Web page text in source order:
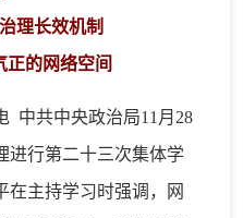
理长效机制
正的网络空间
中共中央政治局11月28
进行第二十三次集体学
在主持学习时强调，网